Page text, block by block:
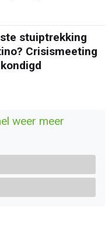
stuiptrekking
Crisismeeting
weer meer